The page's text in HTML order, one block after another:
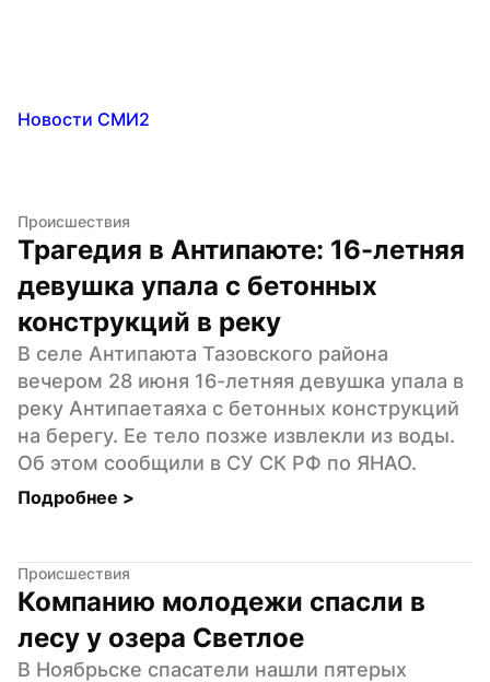
Новости СМИ2
Происшествия
Трагедия в Антипаюте: 16-летняя
девушка упала с бетонных
конструкций в реку
В селе Антипаюта Тазовского района
вечером 28 июня 16-летняя девушка упала в
реку Антипаетаяха с бетонных конструкций
на берегу. Ее тело позже извлекли из воды.
Об этом сообщили в СУ СК РФ по ЯНАО.
Подробнее >
Происшествия
Компанию молодежи спасли в
лесу у озера Светлое
В Ноябрьске спасатели нашли пятерых